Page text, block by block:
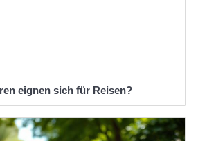
eignen sich für Reisen?